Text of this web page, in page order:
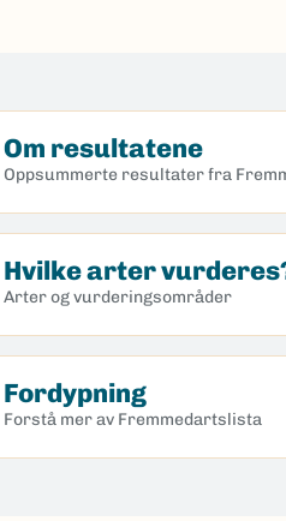
Om resultatene
Oppsummerte resultater fra
Hvilke arter
Arter og vurderingsområder
Fordypning
Forstå mer av Fremmedartslista